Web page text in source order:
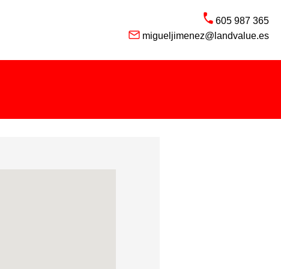
605 987 365
migueljimenez@landvalue.es